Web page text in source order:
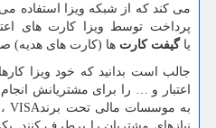
می کند که از شبکه ویزا استفاده
پرداخت توسط ویزا کارت های
یاگیفت کارت ها (کارت های هدیه)
جالب است بدانید که خود ویزا
اعتبار و … را برای مشتریانش انجام
به موسسات مالی تحت برند VISA